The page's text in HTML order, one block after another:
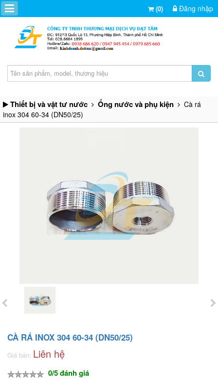
(0) Đăng nhập
Thiết bị và vật tư nước Ống nước và phụ kiện
Cà rá
inox 304 60-34 (DN50/25)
CÀ RÁ INOX 304 60-34 (DN50/25)
Giá bán: Liên hệ
0/5 đánh giá